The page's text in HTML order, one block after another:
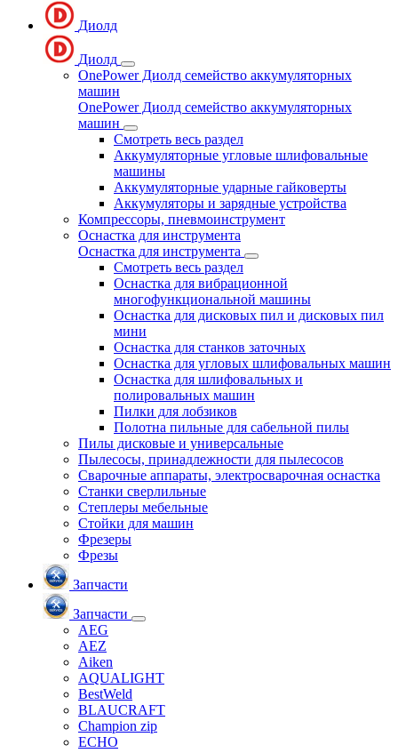
Диолд
Диолд
OnePower Диолд семейство аккумуляторных
машин
OnePower Диолд семейство аккумуляторных
машин
Смотреть весь раздел
Аккумуляторные угловые шлифовальные
машины
Аккумуляторные ударные гайковерты
Аккумуляторы и зарядные устройства
Компрессоры, пневмоинструмент
Оснастка для инструмента
Оснастка для инструмента
Смотреть весь раздел
Оснастка для вибрационной
многофункциональной машины
Оснастка для дисковых пил и дисковых пил
мини
Оснастка для станков заточных
Оснастка для угловых шлифовальных машин
Оснастка для шлифовальных и
полировальных машин
Пилки для лобзиков
Полотна пильные для сабельной пилы
Пилы дисковые и универсальные
Пылесосы, принадлежности для пылесосов
Сварочные аппараты, электросварочная оснастка
Станки сверлильные
Степлеры мебельные
Стойки для машин
Фрезеры
Фрезы
Запчасти
Запчасти
AEG
AEZ
Aiken
AQUALIGHT
BestWeld
BLAUCRAFT
Champion zip
ECHO